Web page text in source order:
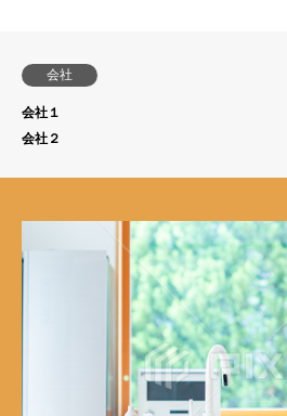
会社
会社１
会社２